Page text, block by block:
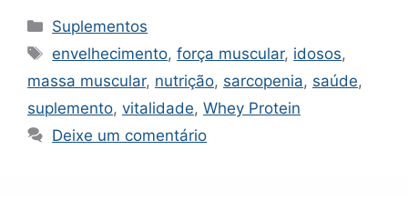
Categorias
Suplementos
Tags
envelhecimento,força muscular, idosos,
massa muscular, nutrição, sarcopenia, saúde,
suplemento, vitalidade, Whey Protein
Deixe um comentário